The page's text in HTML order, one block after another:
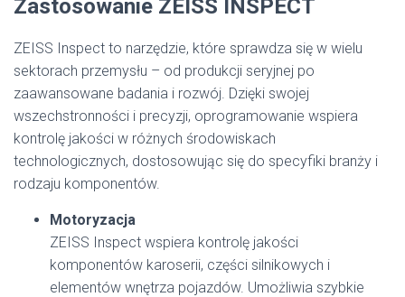
Zastosowanie ZEISS INSPECT
ZEISS Inspect to narzędzie, które sprawdza się w wielu
sektorach przemysłu – od produkcji seryjnej po
zaawansowane badania i rozwój. Dzięki swojej
wszechstronności i precyzji, oprogramowanie wspiera
kontrolę jakości w różnych środowiskach
technologicznych, dostosowując się do specyfiki branży i
rodzaju komponentów.
Motoryzacja
ZEISS Inspect wspiera kontrolę jakości
komponentów karoserii, części silnikowych i
elementów wnętrza pojazdów. Umożliwia szybkie